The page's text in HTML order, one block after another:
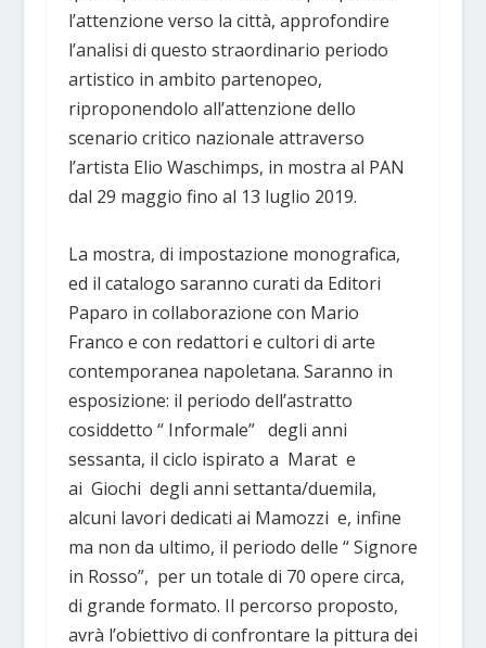
l’attenzione verso la città, approfondire
l’analisi di questo straordinario periodo
artistico in ambito partenopeo,
riproponendolo all’attenzione dello
scenario critico nazionale attraverso
l’artista Elio Waschimps, in mostra al PAN
dal 29 maggio fino al 13 luglio 2019.
La mostra, di impostazione monografica,
ed il catalogo saranno curati da Editori
Paparo in collaborazione con Mario
Franco e con redattori e cultori di arte
contemporanea napoletana. Saranno in
esposizione: il periodo dell’astratto
cosiddetto “ Informale” degli anni
sessanta, il ciclo ispirato a Marat e
ai Giochi degli anni settanta/duemila,
alcuni lavori dedicati ai Mamozzi e, infine
ma non da ultimo, il periodo delle “ Signore
in Rosso”, per un totale di 70 opere circa,
di grande formato. Il percorso proposto,
avrà l’obiettivo di confrontare la pittura dei